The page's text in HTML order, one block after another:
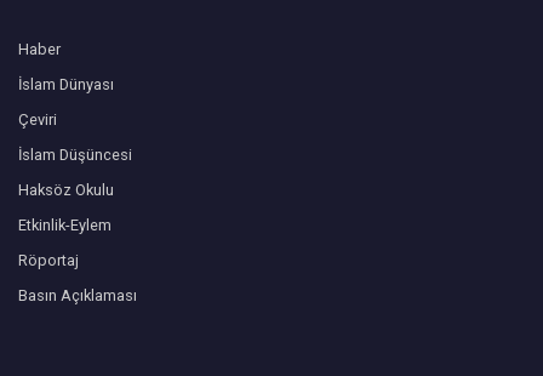
Haber
İslam Dünyası
Çeviri
İslam Düşüncesi
Haksöz Okulu
Etkinlik-Eylem
Röportaj
Basın Açıklaması